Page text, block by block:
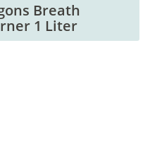
Breath
1 Liter